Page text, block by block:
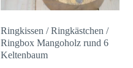
können
Ringkissen / Ringkästchen /
Ringbox Mangoholz rund 6
Keltenbaum